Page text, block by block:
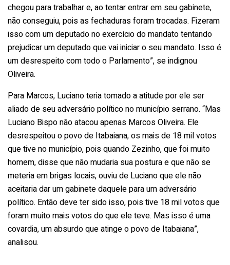
chegou para trabalhar e, ao tentar entrar em seu gabinete,
não conseguiu, pois as fechaduras foram trocadas. Fizeram
isso com um deputado no exercício do mandato tentando
prejudicar um deputado que vai iniciar o seu mandato. Isso é
um desrespeito com todo o Parlamento”, se indignou
Oliveira.
Para Marcos, Luciano teria tomado a atitude por ele ser
aliado de seu adversário político no município serrano. “Mas
Luciano Bispo não atacou apenas Marcos Oliveira. Ele
desrespeitou o povo de Itabaiana, os mais de 18 mil votos
que tive no município, pois quando Zezinho, que foi muito
homem, disse que não mudaria sua postura e que não se
meteria em brigas locais, ouviu de Luciano que ele não
aceitaria dar um gabinete daquele para um adversário
político. Então deve ter sido isso, pois tive 18 mil votos que
foram muito mais votos do que ele teve. Mas isso é uma
covardia, um absurdo que atinge o povo de Itabaiana”,
analisou.